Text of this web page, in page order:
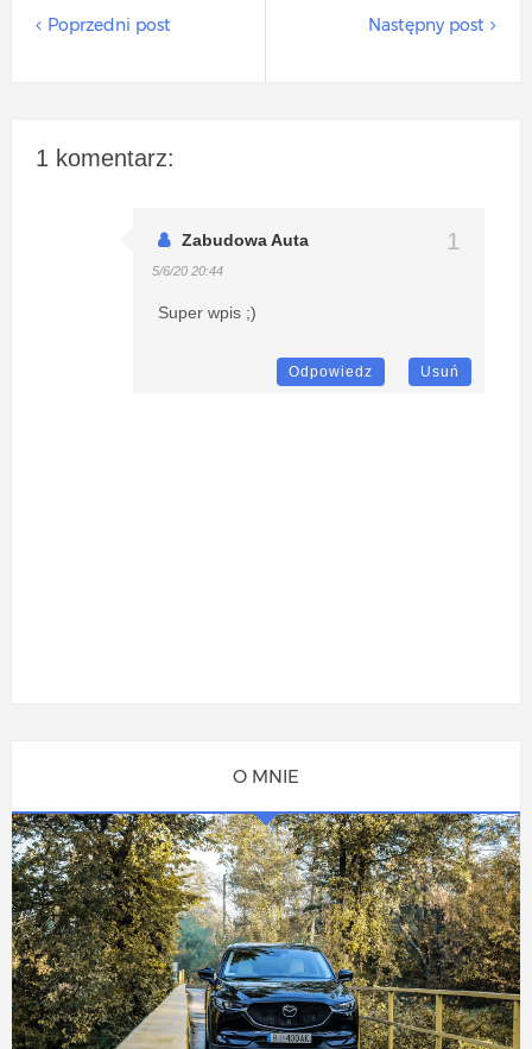
Następny post
Poprzedni post
1 komentarz:
Zabudowa Auta
5/6/20 20:44
Super wpis ;)
Odpowiedz Usuń
O MNIE